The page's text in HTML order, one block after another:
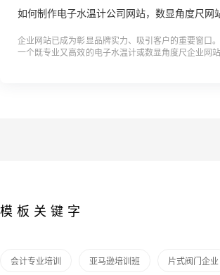
企业网站已成为彰显品牌实力、吸引客户的重要窗口
一个既专业又高效的电子水温计或数显角度尺企业网
模板关键字
会计专业培训 亚马逊培训班 片式阀门企业